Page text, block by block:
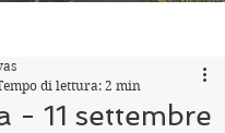
- 11 settembre
di lettura: 2 min